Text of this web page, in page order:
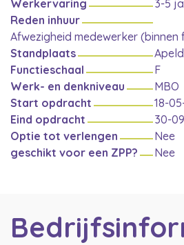
Werkervaring
3-5
Reden inhuur
Afwezigheid medewerker (binnen
Standplaats
Functieschaal
F
Werk- en denkniveau
MBO
Start opdracht
18-
Eind opdracht
30-
Optie tot verlengen
Nee
geschikt voor een ZPP?
Nee